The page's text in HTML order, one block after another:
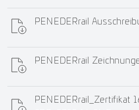
PENEDERrail
PENEDERrail
PENEDERrail_Zertifikat